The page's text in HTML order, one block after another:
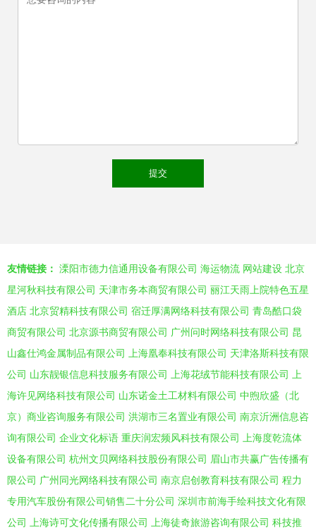
友情链接： 溧阳市德力信通用设备有限公司 海运物流 网站建设 北京
星河秋科技有限公司 天津市务本商贸有限公司 丽江天雨上院特色五星
酒店 北京贸精科技有限公司 宿迁厚满网络科技有限公司 青岛酷口袋
商贸有限公司 北京源书商贸有限公司 广州问时网络科技有限公司 昆
山鑫仕鸿金属制品有限公司
上海凰奉科技有限公司 天津洛斯科技有限
公司 山东靓银信息科技服务有限公司 上海花绒节能科技有限公司
上
海许见网络科技有限公司 山东诺金土工材料有限公司 中煦欣盛（北
京）商业咨询服务有限公司 洪湖市三名置业有限公司 南京沂洲信息咨
询有限公司 企业文化标语 重庆润宏频风科技有限公司
上海度乾流体
设备有限公司 杭州文贝网络科技股份有限公司 眉山市共赢广告传播有
限公司 广州同光网络科技有限公司 南京启创教育科技有限公司 程力
专用汽车股份有限公司销售二十分公司 深圳市前海手绘科技文化有限
公司
上海诗可文化传播有限公司 上海徒奇旅游咨询有限公司 科技推